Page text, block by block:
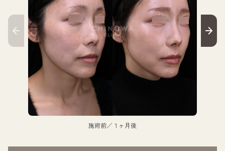
施術前／１ヶ月後